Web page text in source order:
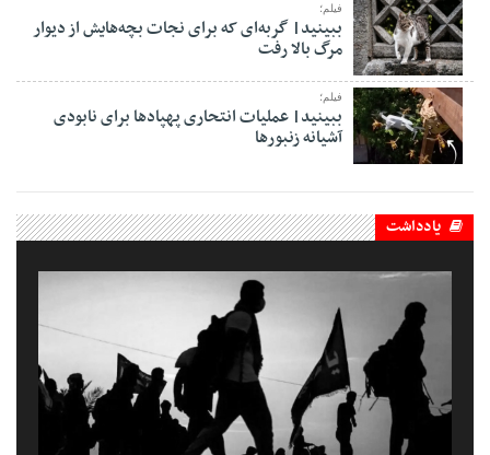
فیلم؛
ببینید| گربه‌ای که برای نجات بچه‌هایش از دیوار
مرگ بالا رفت
فیلم؛
ببینید| عملیات انتحاری پهپادها برای نابودی
آشیانه زنبورها
یادداشت